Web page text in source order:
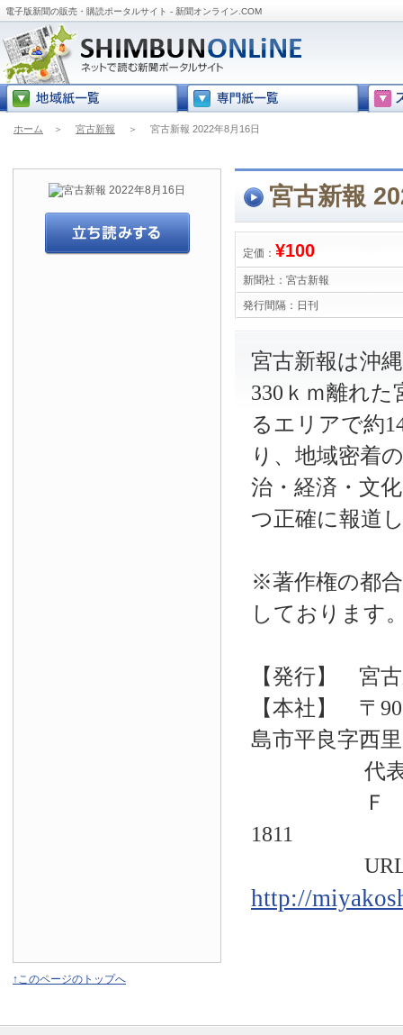
電子版新聞の販売・購読ポータルサイト - 新聞オンライン.COM
ホーム ＞ 宮古新報 ＞ 宮古新報 2022年8月16日
宮古新報
定価： ¥100
新聞社： 宮古新報
発行間隔： 日刊
宮古新報は沖
330ｋｍ離れ
るエリアで約
り、地域密着
治・経済・文
つ正確に報道
※著作権の都
しております
【発行】 宮
【本社】 〒
島市平良字西
代表電話
Ｆ Ａ
1811
URL
http://
↑このページのトップへ